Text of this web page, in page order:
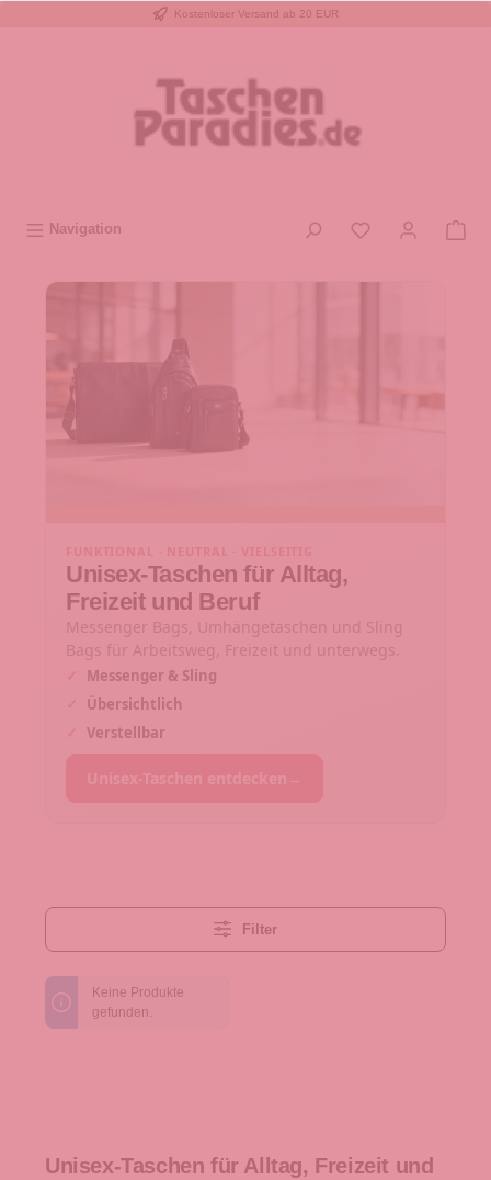
Kostenloser Versand ab 20 EUR
Navigation
Unisex-Taschen für Alltag,
Freizeit und Beruf
Messenger Bags, Umhängetaschen und Sling
Bags für Arbeitsweg, Freizeit und unterwegs.
Messenger & Sling
Übersichtlich
Verstellbar
Filter
Keine Produkte
gefunden.
Unisex-Taschen für Alltag, Freizeit und